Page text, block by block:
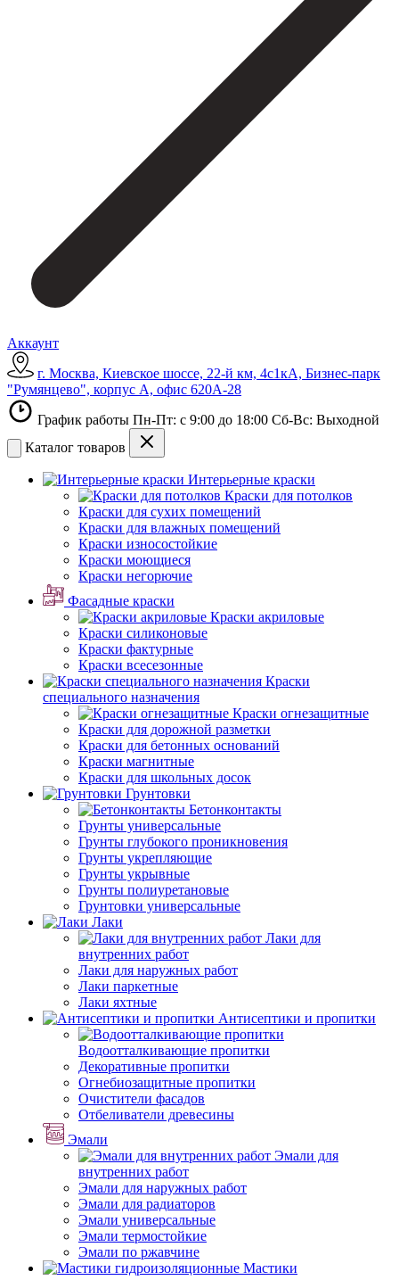
Аккаунт
г. Москва, Киевское шоссе, 22-й км, 4с1кА, Бизнес-парк
"Румянцево", корпус А, офис 620А-28
График работы Пн-Пт: с 9:00 до 18:00 Сб-Вс: Выходной
Каталог товаров
Интерьерные краски
Краски для потолков
Краски для сухих помещений
Краски для влажных помещений
Краски износостойкие
Краски моющиеся
Краски негорючие
Фасадные краски
Краски акриловые
Краски силиконовые
Краски фактурные
Краски всесезонные
Краски
специального назначения
Краски огнезащитные
Краски для дорожной разметки
Краски для бетонных оснований
Краски магнитные
Краски для школьных досок
Грунтовки
Бетонконтакты
Грунты универсальные
Грунты глубокого проникновения
Грунты укрепляющие
Грунты укрывные
Грунты полиуретановые
Грунтовки универсальные
Лаки
Лаки для
внутренних работ
Лаки для наружных работ
Лаки паркетные
Лаки яхтные
Антисептики и пропитки
Водоотталкивающие пропитки
Декоративные пропитки
Огнебиозащитные пропитки
Очистители фасадов
Отбеливатели древесины
Эмали
Эмали для
внутренних работ
Эмали для наружных работ
Эмали для радиаторов
Эмали универсальные
Эмали термостойкие
Эмали по ржавчине
Мастики